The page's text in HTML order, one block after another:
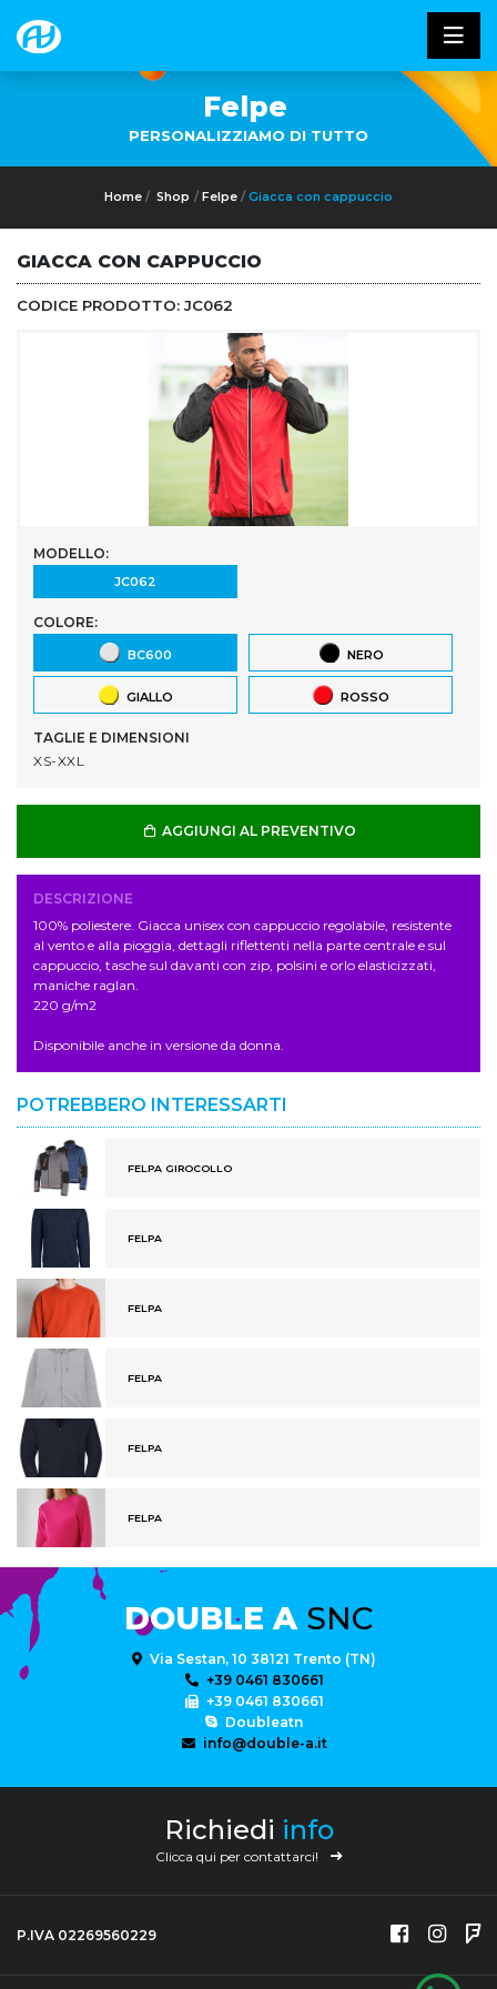
Felpe
PERSONALIZZIAMO DI TUTTO
Home Shop Felpe Giacca con cappuccio
GIACCA CON CAPPUCCIO
CODICE PRODOTTO: JC062
MODELLO:
JC062
COLORE:
BC600 NERO
GIALLO ROSSO
TAGLIE E DIMENSIONI
XS-XXL
AGGIUNGI AL PREVENTIVO
DESCRIZIONE
100% poliestere. Giacca unisex con cappuccio regolabile, resistente
al vento e alla pioggia, dettagli riflettenti nella parte centrale e sul
cappuccio, tasche sul davanti con zip, polsini e orlo elasticizzati,
maniche raglan.
220 g/m2
Disponibile anche in versione da donna.
POTREBBERO INTERESSARTI
FELPA GIROCOLLO
FELPA
FELPA
FELPA
FELPA
FELPA
DOUBLE A SNC
Via Sestan, 10 38121 Trento (TN)
+39 0461 830661
+39 0461 830661
Doubleatn
info@double-a.it
Richiedi info
Clicca qui per contattarci!
P.IVA 02269560229